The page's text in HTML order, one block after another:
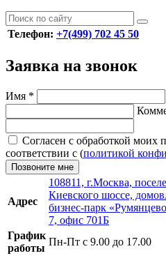
Телефон: +7(499) 702 45 50
Заявка на звонок
Имя *
Согласен с обработкой моих
соответствии с (политикой
Позвоните мне
Адрес
108811, г.Москва,
Киевского шоссе,
бизнес-парк
7, офис 701Б
График
работы
Пн-Пт с 9.00 до 17.00